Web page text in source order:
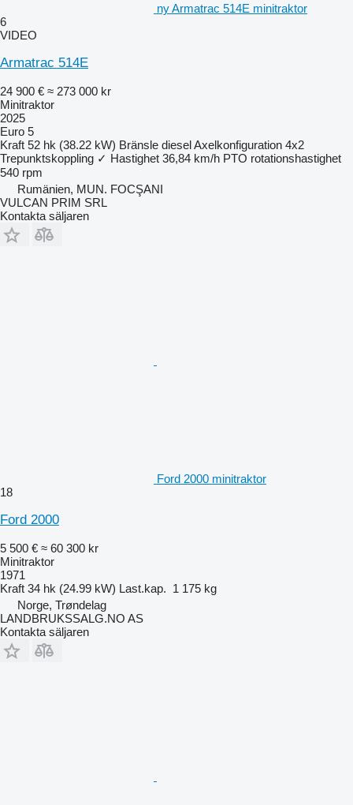
ny Armatrac 514E minitraktor
6
VIDEO
Armatrac 514E
24 900 € ≈ 273 000 kr
Minitraktor
2025
Euro 5
Kraft 52 hk (38.22 kW) Bränsle dieselAxelkonfiguration 4x2
Trepunktskoppling ✓ Hastighet 36,84 km/h PTO rotationshastighet
540 rpm
Rumänien, MUN. FOCŞANI
VULCAN PRIM SRL
Kontakta säljaren
Ford 2000 minitraktor
18
Ford 2000
5 500 € ≈ 60 300 kr
Minitraktor
1971
Kraft 34 hk (24.99 kW) Last.kap. 1 175 kg
Norge, Trøndelag
LANDBRUKSSALG.NO AS
Kontakta säljaren